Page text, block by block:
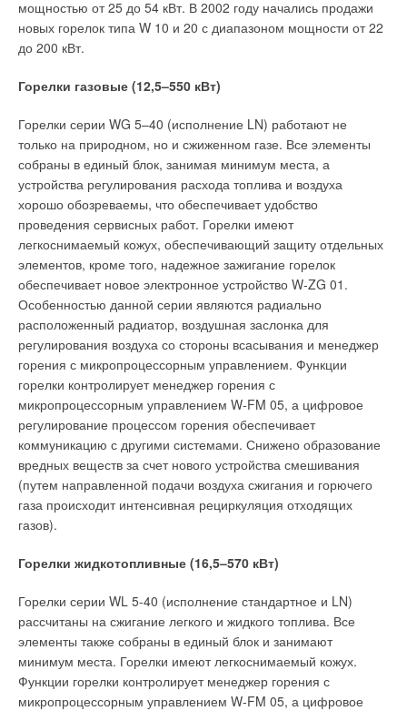
мощностью от 25 до 54 кВт. В 2002 году начались продажи
новых горелок типа W 10 и 20 с диапазоном мощности от 22
до 200 кВт.
Горелки газовые (12,5–550 кВт)
Горелки серии WG 5–40 (исполнение LN) работают не
только на природном, но и сжиженном газе. Все элементы
собраны в единый блок, занимая минимум места, а
устройства регулирования расхода топлива и воздуха
хорошо обозреваемы, что обеспечивает удобство
проведения сервисных работ. Горелки имеют
легкоснимаемый кожух, обеспечивающий защиту отдельных
элементов, кроме того, надежное зажигание горелок
обеспечивает новое электронное устройство W-ZG 01.
Особенностью данной серии являются радиально
расположенный радиатор, воздушная заслонка для
регулирования воздуха со стороны всасывания и менеджер
горения с микропроцессорным управлением. Функции
горелки контролирует менеджер горения с
микропроцессорным управлением W-FM 05, а цифровое
регулирование процессом горения обеспечивает
коммуникацию с другими системами. Снижено образование
вредных веществ за счет нового устройства смешивания
(путем направленной подачи воздуха сжигания и горючего
газа происходит интенсивная рециркуляция отходящих
газов).
Горелки жидкотопливные (16,5–570 кВт)
Горелки серии WL 5-40 (исполнение стандартное и LN)
рассчитаны на сжигание легкого и жидкого топлива. Все
элементы также собраны в единый блок и занимают
минимум места. Горелки имеют легкоснимаемый кожух.
Функции горелки контролирует менеджер горения с
микропроцессорным управлением W-FM 05, а цифровое